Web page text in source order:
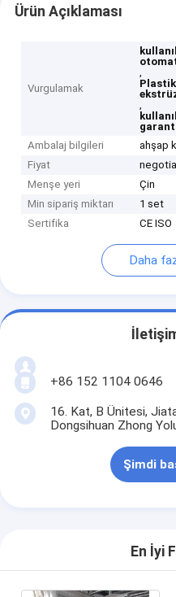
Ürün Açıklaması
Vurgulamak
,
,
Ambalaj bilgileri
ahşap
Fiyat
Menşe yeri
Çin
Min sipariş miktarı
1 set
Sertifika
CE ISO
Daha
+86 152 1104 0646
16. Kat, B Ünitesi,
Dongsihuan Zhong
Şimdi
En İyi